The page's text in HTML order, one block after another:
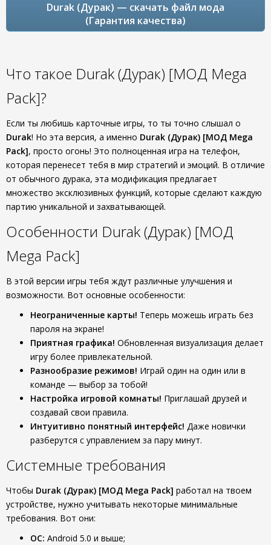
Durak (Дурак) — скачать файл мода
(Гарантия качества)
Что такое Durak (Дурак) [МОД Mega
Pack]?
Если ты любишь карточные игры, то ты точно слышал о
Durak! Но эта версия, а именно Durak (Дурак) [МОД Mega
Pack], просто огонь! Это полноценная игра на телефон,
которая перенесет тебя в мир стратегий и эмоций. В отличие
от обычного дурака, эта модификация предлагает
множество эксклюзивных функций, которые сделают каждую
партию уникальной и захватывающей.
Особенности Durak (Дурак) [МОД
Mega Pack]
В этой версии игры тебя ждут различные улучшения и
возможности. Вот основные особенности:
Неограниченные карты! Теперь можешь играть без
пароля на экране!
Приятная графика! Обновленная визуализация делает
игру более привлекательной.
Разнообразие режимов! Играй один на один или в
команде — выбор за тобой!
Настройка игровой комнаты! Приглашай друзей и
создавай свои правила.
Интуитивно понятный интерфейс! Даже новички
разберутся с управлением за пару минут.
Системные требования
Чтобы Durak (Дурак) [МОД Mega Pack] работал на твоем
устройстве, нужно учитывать некоторые минимальные
требования. Вот они:
ОС: Android 5.0 и выше;